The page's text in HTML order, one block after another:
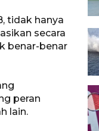
tidak hanya
secara
benar-benar
peran
lain.